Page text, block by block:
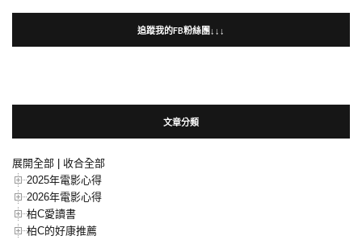
追蹤我的FB粉絲團↓↓↓
文章分類
展開全部
收合全部
2025年電影心得
2026年電影心得
柏C愛讀書
柏C的好康推薦